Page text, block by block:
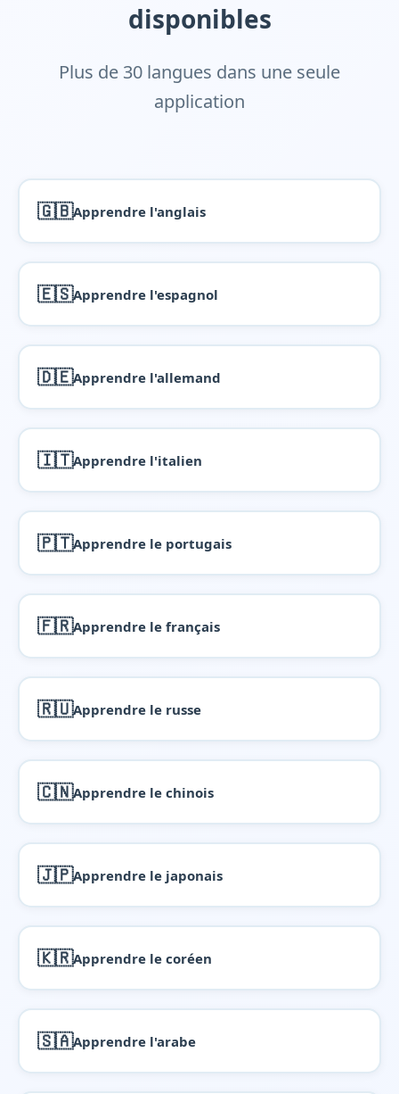
disponibles
Plus de 30 langues dans une seule
application
🇬🇧Apprendre l'anglais
🇪🇸Apprendre l'espagnol
🇩🇪Apprendre l'allemand
🇮🇹Apprendre l'italien
🇵🇹Apprendre le portugais
🇫🇷Apprendre le français
🇷🇺Apprendre le russe
🇨🇳Apprendre le chinois
🇯🇵Apprendre le japonais
🇰🇷Apprendre le coréen
🇸🇦Apprendre l'arabe